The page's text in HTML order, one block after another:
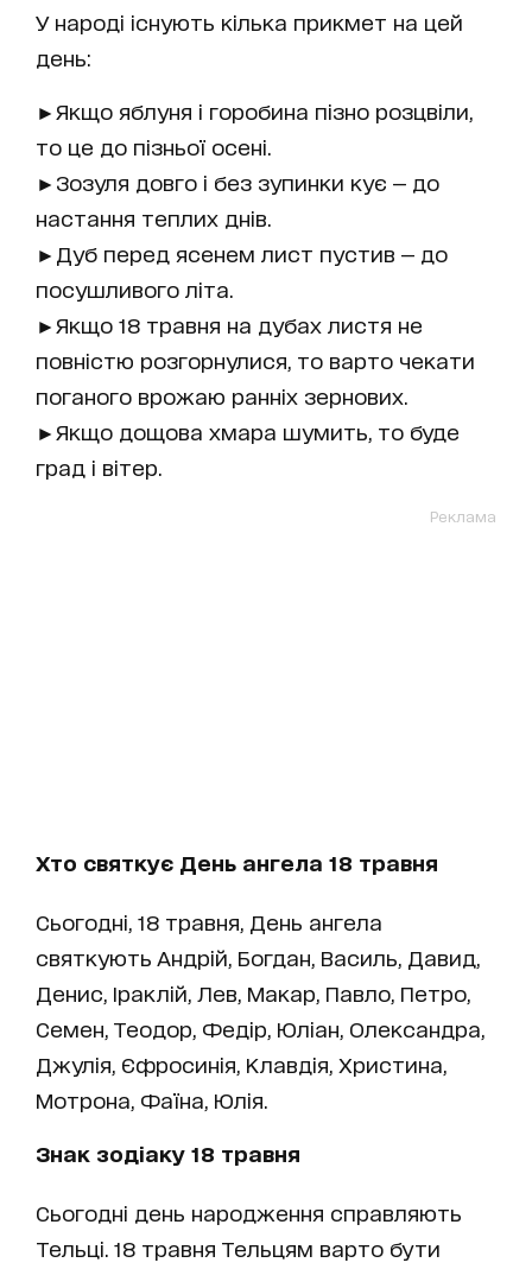
У народі існують кілька прикмет на цей
день:
►Якщо яблуня і горобина пізно розцвіли,
то це до пізньої осені.
►Зозуля довго і без зупинки кує — до
настання теплих днів.
►Дуб перед ясенем лист пустив — до
посушливого літа.
►Якщо 18 травня на дубах листя не
повністю розгорнулися, то варто чекати
поганого врожаю ранніх зернових.
►Якщо дощова хмара шумить, то буде
град і вітер.
Реклама
Хто святкує День ангела 18 травня
Сьогодні, 18 травня, День ангела
святкують Андрій, Богдан, Василь, Давид,
Денис, Іраклій, Лев, Макар, Павло, Петро,
Семен, Теодор, Федір, Юліан, Олександра,
Джулія, Єфросинія, Клавдія, Христина,
Мотрона, Фаїна, Юлія.
Знак зодіаку 18 травня
Сьогодні день народження справляють
Тельці. 18 травня Тельцям варто бути